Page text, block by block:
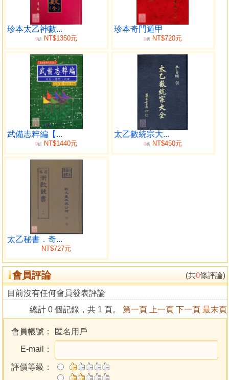
符在山方命位， 則此人受災殃，損財丁。若君基太乙同申
酉，剋妻損子， 太乙始擊併，巳午思災橫禍計神，始擊刑親
壞體客，大飛符併集， 男蕩女淫，客目四神叫化行乞天，乙
地乙同寅申出入襲瞽，主參始擊， 同臨搖錢賭博，三基五福
入廟化王成功，富貴雙全，近君倉祿， 文昌主大同宮，文成
武帥主大臣基，共垣宰職公，侯客大民基， 為商巨富君基。
御駕象笏朝廷吉，神臨蒞山，命逢之則吉，凶神致處， 山命
遇之為凶。所以門屬二目，此吉而彼凶，亦在乎山命相親。
然耳至于選擇之法，為天地斗星之總，八卦互變以無
窮，五行推移 而不盡，大可以治國安邦，小可以獲福救貧，
用之建州府， 則民安物泰，用之立宗室，則福集人康，用之
作廟宇，則神靈境妥， 用之出行避難，則人起敬畏，用之制
煞，則諸山化消，用之則行舍諸， 則藏總要，發明十二法，
明數十二會分統 求太乙積年術
求太乙四計入歷紀元術
求天正積月術 求天冬至積日術
求次氣術
求發歛加時術 求超神接氣
求天經朔積日術
求次朔術 明二十四氣
求每日損益率朓朒積術
求天正經朔入氣日出分術
求次朔入氣術 求朓朒定數術
明四七日下
求天正經朔入歷術 求次朔入歷術
珍本太乙神數...
9折 NT$1350元
珍本奇門遁甲
9折 NT$720元
武備志粹編【...
9折 NT$1440元
太乙數統宗大...
9折 NT$450元
太乙秘書．奇...
NT$727元
會員評論 (共0條評論)
目前沒有任何會員發表評論
總計 0 個記錄，共 1 頁。 第一頁 上一頁 下一頁 最末頁
會員帳號：
匿名用戶
E-mail：
評價等級：